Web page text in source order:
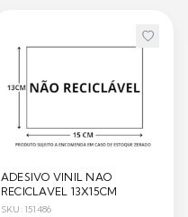
ADESIVO VINIL NAO
RECICLAVEL 13X15CM
SKU: 151486